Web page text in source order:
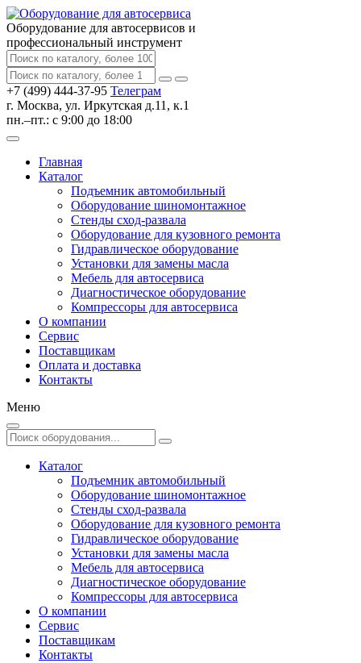
Оборудование для автосервисов и
профессиональный инструмент
+7 (499) 444-37-95 Телеграм
г. Москва, ул. Иркутская д.11, к.1
пн.–пт.: с 9:00 до 18:00
Главная
Каталог
Подъемник автомобильный
Оборудование шиномонтажное
Стенды сход-развала
Оборудование для кузовного ремонта
Гидравлическое оборудование
Установки для замены масла
Мебель для автосервиса
Диагностическое оборудование
Компрессоры для автосервиса
О компании
Сервис
Поставщикам
Оплата и доставка
Контакты
Меню
Каталог
Подъемник автомобильный
Оборудование шиномонтажное
Стенды сход-развала
Оборудование для кузовного ремонта
Гидравлическое оборудование
Установки для замены масла
Мебель для автосервиса
Диагностическое оборудование
Компрессоры для автосервиса
О компании
Сервис
Поставщикам
Контакты